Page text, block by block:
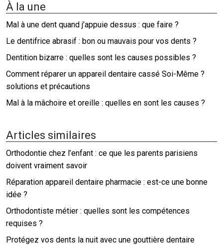
À la une
Mal à une dent quand j’appuie dessus : que faire ?
Le dentifrice abrasif : bon ou mauvais pour vos dents ?
Dentition bizarre : quelles sont les causes possibles ?
Comment réparer un appareil dentaire cassé Soi-Même ?
solutions et précautions
Mal à la mâchoire et oreille : quelles en sont les causes ?
Articles similaires
Orthodontie chez l’enfant : ce que les parents parisiens
doivent vraiment savoir
Réparation appareil dentaire pharmacie : est-ce une bonne
idée ?
Orthodontiste métier : quelles sont les compétences
requises ?
Protégez vos dents la nuit avec une gouttière dentaire